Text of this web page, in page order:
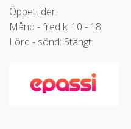
Öppettider:
Månd - fred kl 10 - 18
Lörd - sönd: Stängt